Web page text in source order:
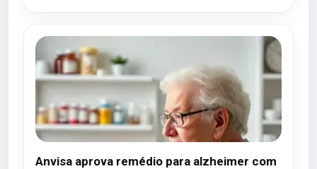
Anvisa aprova remédio para alzheimer com